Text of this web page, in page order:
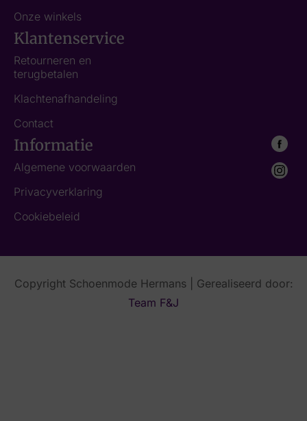
Onze winkels
Klantenservice
Retourneren en
terugbetalen
Klachtenafhandeling
Contact
Informatie
Algemene voorwaarden
Privacyverklaring
Cookiebeleid
Copyright Schoenmode Hermans | Gerealiseerd door:
Team F&J